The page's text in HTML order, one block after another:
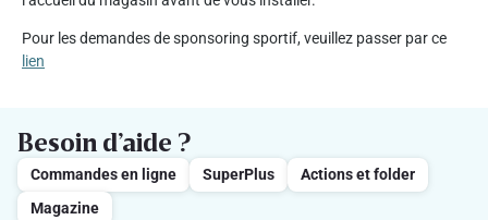
Pour les demandes de sponsoring sportif, veuillez passer par ce
lien
Besoin d’aide ?
Commandes en ligne SuperPlus
Actions et folder
Magazine